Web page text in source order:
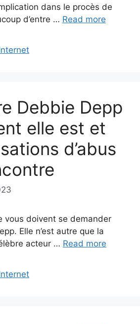
dans le procès de
d’entre … Read more
Debbie Depp
elle est et
d’abus
vous doivent se demander
Elle n’est autre que la
acteur … Read more